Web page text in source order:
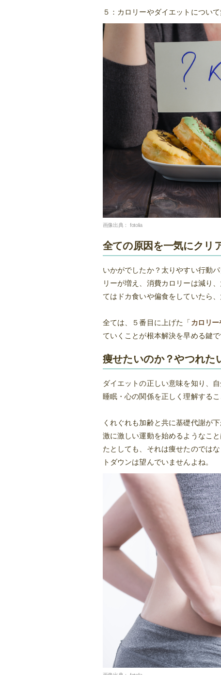
５：カロリーやダイエットについて
画像出典： fotolia
全ての原因を一気にクリ
いかがでしたか？太りやすい行動
リーが増え、消費カロリーは減り
てはドカ食いや偏食をしていたら
全ては、５番目に上げた「 カロリ
ていくことが根本解決を早める鍵で
痩せたいのか？やつれた
ダイエットの正しい意味を知り、
睡眠・心の関係を正しく理解するこ
くれぐれも加齢と共に基礎代謝が
激に激しい運動を始めるようなこ
たとしても、それは痩せたのでは
トダウンは望んでいませんよね。